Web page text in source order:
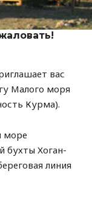
вас
Малого моря
Курма).
море
бухты Хоган-
линия